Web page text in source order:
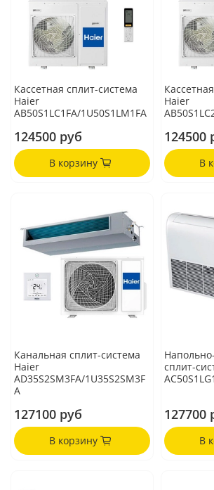
Кассетная сплит-система
Haier
AB50S1LC1FA/1U50S1LM1FA
124500 руб
В корзину
Haier
124500
В
Канальная сплит-система
Haier
AD35S2SM3FA/1U35S2SM3F
A
127100 руб
В корзину
сплит-
127700
В